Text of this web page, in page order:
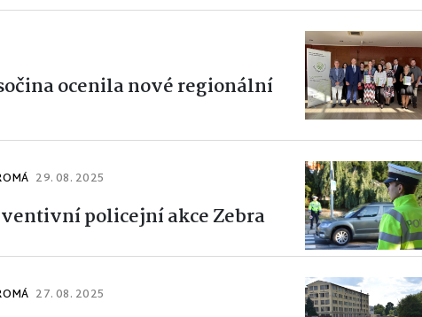
ocenila nové regionální
29. 08. 2025
policejní akce Zebra
27. 08. 2025